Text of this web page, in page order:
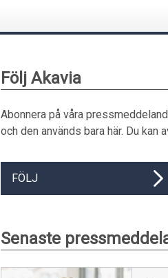
Följ Akavia
Abonnera på våra
och den används bara här. Du kan
FÖLJ
Senaste